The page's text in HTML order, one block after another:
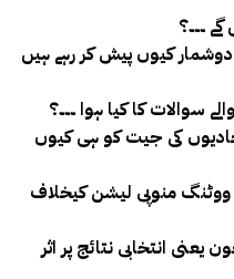
۔۔۔؟
کیوں پیش کر رہے ہیں
سوالات کا کیا ہوا ۔۔۔؟
کی جیت کو ہی کیوں
ووٹنگ منوپی لیشن کیخلاف
ایسا تو نہیں کہ ایگزٹ پول 4جون یعنی انتخابی نتائج پر اثر